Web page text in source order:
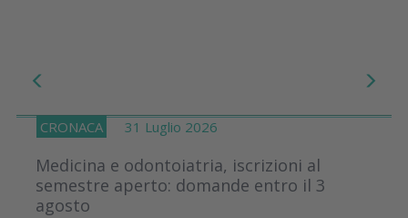
CRONACA 31 Luglio 2026
Medicina e odontoiatria, iscrizioni al
semestre aperto: domande entro il 3
agosto